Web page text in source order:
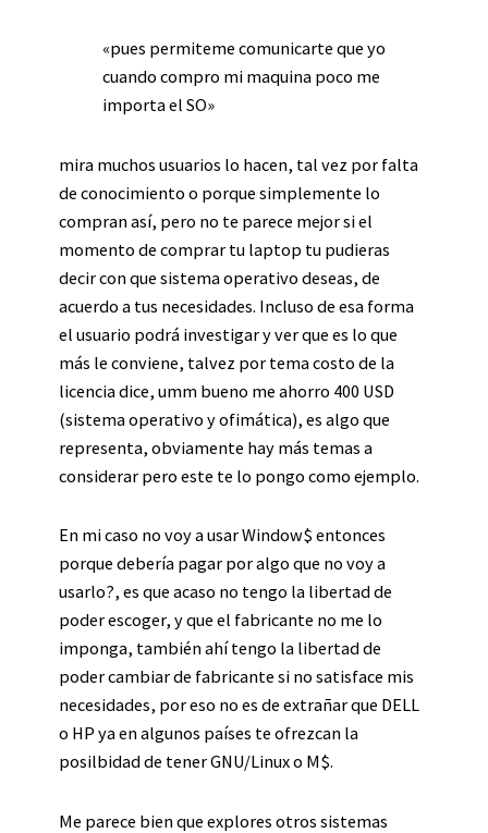
«pues permiteme comunicarte que yo
cuando compro mi maquina poco me
importa el SO»
mira muchos usuarios lo hacen, tal vez por falta
de conocimiento o porque simplemente lo
compran así, pero no te parece mejor si el
momento de comprar tu laptop tu pudieras
decir con que sistema operativo deseas, de
acuerdo a tus necesidades. Incluso de esa forma
el usuario podrá investigar y ver que es lo que
más le conviene, talvez por tema costo de la
licencia dice, umm bueno me ahorro 400 USD
(sistema operativo y ofimática), es algo que
representa, obviamente hay más temas a
considerar pero este te lo pongo como ejemplo.
En mi caso no voy a usar Window$ entonces
porque debería pagar por algo que no voy a
usarlo?, es que acaso no tengo la libertad de
poder escoger, y que el fabricante no me lo
imponga, también ahí tengo la libertad de
poder cambiar de fabricante si no satisface mis
necesidades, por eso no es de extrañar que DELL
o HP ya en algunos países te ofrezcan la
posilbidad de tener GNU/Linux o M$.
Me parece bien que explores otros sistemas